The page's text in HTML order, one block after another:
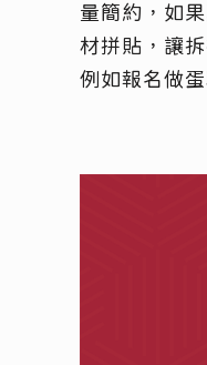
量簡約，如
材拼貼，讓
例如報名做